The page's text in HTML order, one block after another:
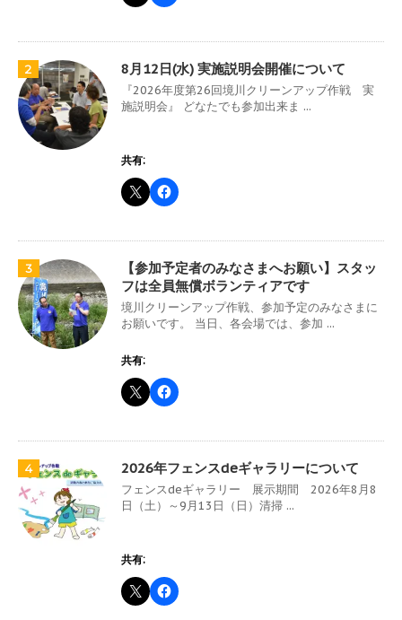
2 8月12日(水) 実施説明会開催について
『2026年度第26回境川クリーンアップ作戦 実
施説明会』 どなたでも参加出来ま ...
共有:
3
【参加予定者のみなさまへお願い】スタッ
フは全員無償ボランティアです
境川クリーンアップ作戦、参加予定のみなさまに
お願いです。 当日、各会場では、参加 ...
共有:
4 2026年フェンスdeギャラリーについて
フェンスdeギャラリー 展示期間 2026年8月8
日（土）～9月13日（日）清掃 ...
共有: